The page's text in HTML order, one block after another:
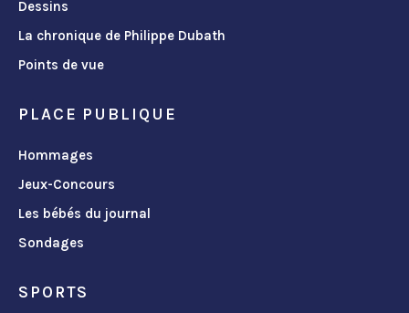
Dessins
La chronique de Philippe Dubath
Points de vue
PLACE PUBLIQUE
Hommages
Jeux-Concours
Les bébés du journal
Sondages
SPORTS